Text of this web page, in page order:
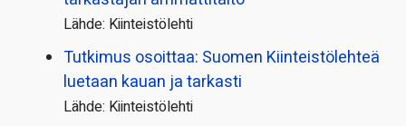
Lähde: Kiinteistölehti
Tutkimus osoittaa: Suomen Kiinteistölehteä
luetaan kauan ja tarkasti
Lähde: Kiinteistölehti